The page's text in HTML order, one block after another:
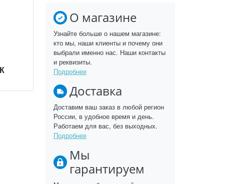
О магазине
Узнайте больше о нашем магазине:
кто мы, наши клиенты и почему они
выбрали именно нас. Наши контакты
и реквизиты.
Подробнее
Доставка
Доставим ваш заказ в любой регион
России, в удобное время и день.
Работаем для вас, без выходных.
Подробнее
Мы
гарантируем